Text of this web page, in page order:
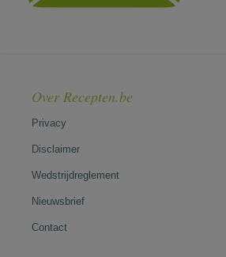
Over Recepten.be
Privacy
Disclaimer
Wedstrijdreglement
Nieuwsbrief
Contact